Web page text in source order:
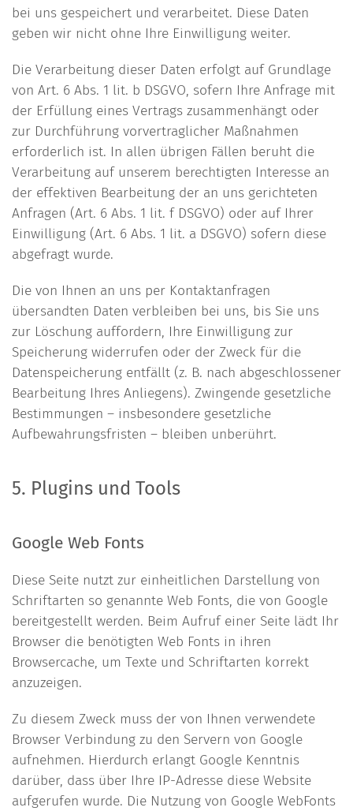
bei uns gespeichert und verarbeitet. Diese Daten
geben wir nicht ohne Ihre Einwilligung weiter.
Die Verarbeitung dieser Daten erfolgt auf Grundlage
von Art. 6 Abs. 1 lit. b DSGVO, sofern Ihre Anfrage mit
der Erfüllung eines Vertrags zusammenhängt oder
zur Durchführung vorvertraglicher Maßnahmen
erforderlich ist. In allen übrigen Fällen beruht die
Verarbeitung auf unserem berechtigten Interesse an
der effektiven Bearbeitung der an uns gerichteten
Anfragen (Art. 6 Abs. 1 lit. f DSGVO) oder auf Ihrer
Einwilligung (Art. 6 Abs. 1 lit. a DSGVO) sofern diese
abgefragt wurde.
Die von Ihnen an uns per Kontaktanfragen
übersandten Daten verbleiben bei uns, bis Sie uns
zur Löschung auffordern, Ihre Einwilligung zur
Speicherung widerrufen oder der Zweck für die
Datenspeicherung entfällt (z. B. nach abgeschlossener
Bearbeitung Ihres Anliegens). Zwingende gesetzliche
Bestimmungen – insbesondere gesetzliche
Aufbewahrungsfristen – bleiben unberührt.
5. Plugins und Tools
Google Web Fonts
Diese Seite nutzt zur einheitlichen Darstellung von
Schriftarten so genannte Web Fonts, die von Google
bereitgestellt werden. Beim Aufruf einer Seite lädt Ihr
Browser die benötigten Web Fonts in ihren
Browsercache, um Texte und Schriftarten korrekt
anzuzeigen.
Zu diesem Zweck muss der von Ihnen verwendete
Browser Verbindung zu den Servern von Google
aufnehmen. Hierdurch erlangt Google Kenntnis
darüber, dass über Ihre IP-Adresse diese Website
aufgerufen wurde. Die Nutzung von Google WebFonts